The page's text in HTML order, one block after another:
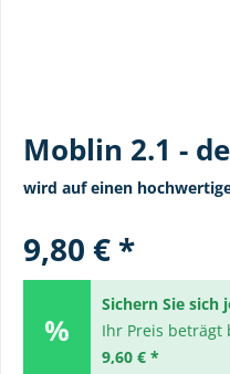
Moblin 2.1 -
wird auf einen
9,80 € *
Sichern Sie sich
Ihr Preis beträgt
9,60 € *